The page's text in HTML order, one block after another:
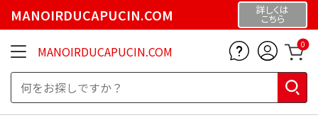
MANOIRDUCAPUCIN.COM 詳しくは
こちら
MANOIRDUCAPUCIN.COM 0